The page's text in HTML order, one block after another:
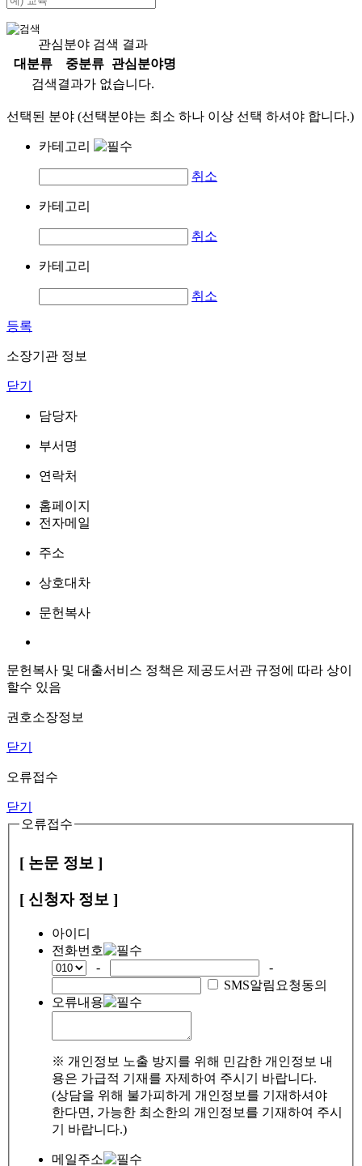
관심분야 검색 결과
대분류
중분류
관심분야명
검색결과가 없습니다.
선택된 분야 (선택분야는 최소 하나 이상 선택 하셔야 합니다.)
카테고리
취소
카테고리
취소
카테고리
취소
등록
소장기관 정보
닫기
담당자
부서명
연락처
홈페이지
전자메일
주소
상호대차
문헌복사
문헌복사 및 대출서비스 정책은 제공도서관 규정에 따라 상이
할수 있음
권호소장정보
닫기
오류접수
닫기
오류접수
[ 논문 정보 ]
[ 신청자 정보 ]
아이디
전화번호
-
-
SMS알림요청동의
오류내용
※ 개인정보 노출 방지를 위해 민감한 개인정보 내
용은 가급적 기재를 자제하여 주시기 바랍니다.
(상담을 위해 불가피하게 개인정보를 기재하셔야
한다면, 가능한 최소한의 개인정보를 기재하여 주시
기 바랍니다.)
메일주소